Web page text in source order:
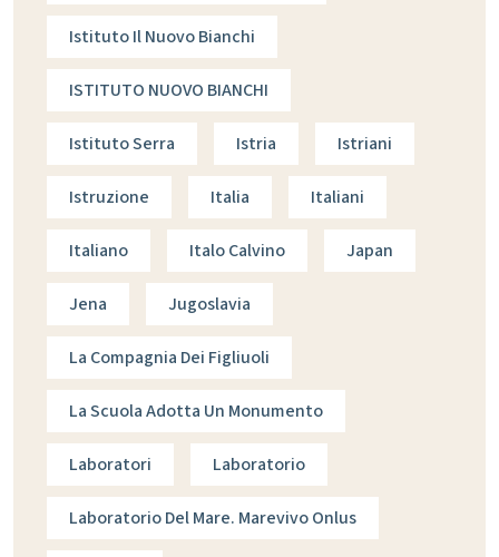
Istituto Il Nuovo Bianchi
ISTITUTO NUOVO BIANCHI
Istituto Serra Istria Istriani
Istruzione Italia Italiani
Italiano Italo Calvino Japan
Jena Jugoslavia
La Compagnia Dei Figliuoli
La Scuola Adotta Un Monumento
Laboratori Laboratorio
Laboratorio Del Mare. Marevivo Onlus